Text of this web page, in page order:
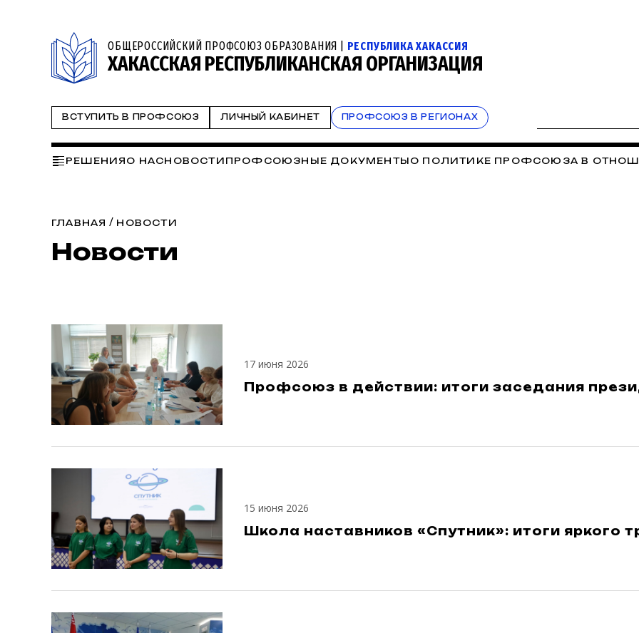
ОБЩЕРОССИЙСКИЙ ПРОФСОЮЗ ОБРАЗОВАНИЯ | РЕСПУБЛИКА ХАКАССИЯ
ХАКАССКАЯ РЕСПУБЛИКАНСКАЯ ОРГАНИЗАЦИЯ
ВСТУПИТЬ В ПРОФСОЮЗ ЛИЧНЫЙ КАБИНЕТ ПРОФСОЮЗ В РЕГИОНАХ
РЕШЕНИЯ О НАСНОВОСТИ ПРОФСОЮЗНЫЕ ДОКУМЕНТЫ О ПОЛИТИКЕ ПРОФСОЮЗА В
ГЛАВНАЯ / НОВОСТИ
Новости
17 июня 2026
Профсоюз в действии: итоги заседания
15 июня 2026
Школа наставников «Спутник»: итоги яркого